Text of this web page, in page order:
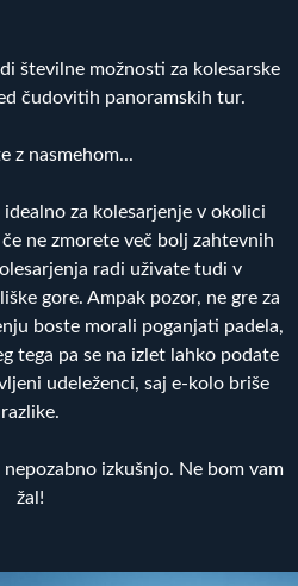
številne možnosti za kolesarske
čudovitih panoramskih tur.
z nasmehom...
za kolesarjenje v okolici
ne zmorete več bolj zahtevnih
radi uživate tudi v
gore. Ampak pozor, ne gre za
boste morali poganjati padela,
tega pa se na izlet lahko podate
udeleženci, saj e-kolo briše
razlike.
izkušnjo. Ne bom vam
žal!